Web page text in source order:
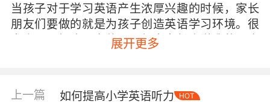
当孩子对于学习英语产生浓厚兴趣的时候，家长
朋友们要做的就是为孩子创造英语学习环境。很
多人不理解这是为什么，很多家长会说我的三脚
导，而没有英语教学能力的家长可以学习定期收
展开更多
上一篇 如何提高小学英语听力 HOT